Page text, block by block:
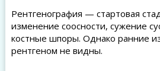
Рентгенография — стартовая
изменение соосности, сужение
костные шпоры. Однако ранние
рентгеном не видны.